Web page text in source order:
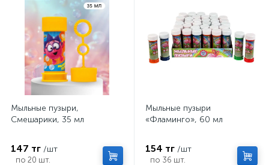
Мыльные пузыри,
Смешарики, 35 мл
147 тг /шт
по 20 шт.
Мыльные пузыри
«Фламинго», 60 мл
154 тг /шт
по 36 шт.